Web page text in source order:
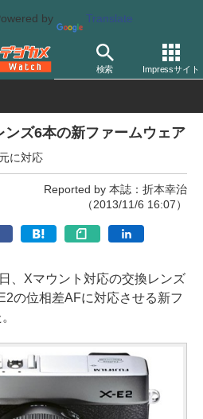
by Translate
検索 Impressサイト
換レンズ 富士フイルム
ズ6本の新ファームウェア
に対応
Reported by 本誌：折本幸治
（2013/11/6 16:07）
、Xマウント対応の交換レンズ
の位相差AFに対応させる新フ